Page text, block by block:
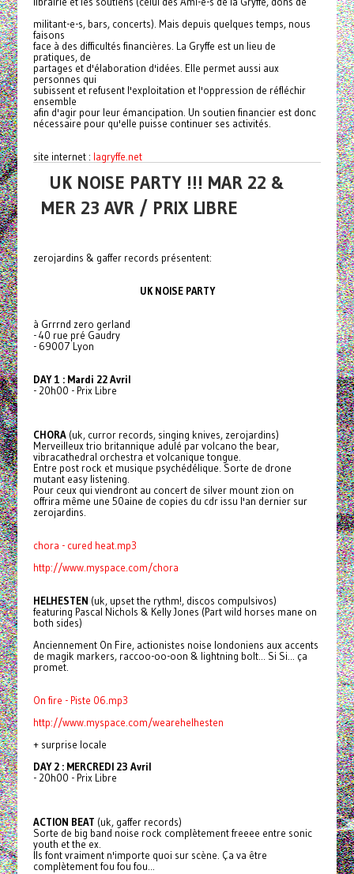
militant-e-s, bars, concerts). Mais depuis quelques temps, nous
faisons
face à des difficultés financières. La Gryffe est un lieu de
pratiques, de
partages et d'élaboration d'idées. Elle permet aussi aux
personnes qui
subissent et refusent l'exploitation et l'oppression de réfléchir
ensemble
afin d'agir pour leur émancipation. Un soutien financier est donc
nécessaire pour qu'elle puisse continuer ses activités.
site internet : lagryffe.net
UK NOISE PARTY !!! MAR 22 &
MER 23 AVR / PRIX LIBRE
zerojardins & gaffer records présentent:
UK NOISE PARTY
à Grrrnd zero gerland
- 40 rue pré Gaudry
- 69007 Lyon
DAY 1 : Mardi 22 Avril
- 20h00 - Prix Libre
CHORA(uk, curror records, singing knives, zerojardins)
Merveilleux trio britannique adulé par volcano the bear,
vibracathedral orchestra et volcanique tongue.
Entre post rock et musique psychédélique. Sorte de drone
mutant easy listening.
Pour ceux qui viendront au concert de silver mount zion on
offrira même une 50aine de copies du cdr issu l'an dernier sur
zerojardins.
chora - cured heat.mp3
http://www.myspace.com/chora
HELHESTEN (uk, upset the rythm!, discos compulsivos)
featuring Pascal Nichols & Kelly Jones (Part wild horses mane on
both sides)
Anciennement On Fire, actionistes noise londoniens aux accents
de magik markers, raccoo-oo-oon & lightning bolt... Si Si... ça
promet.
On fire - Piste 06.mp3
http://www.myspace.com/wearehelhesten
+ surprise locale
DAY 2 : MERCREDI 23 Avril
- 20h00 - Prix Libre
ACTION BEAT (uk, gaffer records)
Sorte de big band noise rock complètement freeee entre sonic
youth et the ex.
Ils font vraiment n'importe quoi sur scène. Ça va être
complètement fou fou fou...